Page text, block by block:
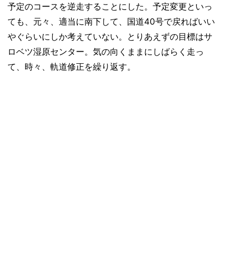
予定のコースを逆走することにした。予定変更といっ
ても、元々、適当に南下して、国道40号で戻ればいい
やぐらいにしか考えていない。とりあえずの目標はサ
ロベツ湿原センター。気の向くままにしばらく走っ
て、時々、軌道修正を繰り返す。